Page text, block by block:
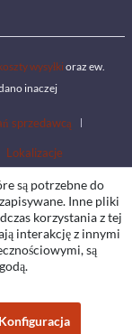
wysyłkioraz ew.
inaczej
sprzedawcą
Lokalizacje
są potrzebne do
Inne pliki
korzystania z tej
interakcję z innymi
są
Konfiguracja